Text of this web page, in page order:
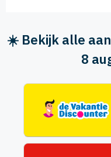
☀️ Bekijk alle
8